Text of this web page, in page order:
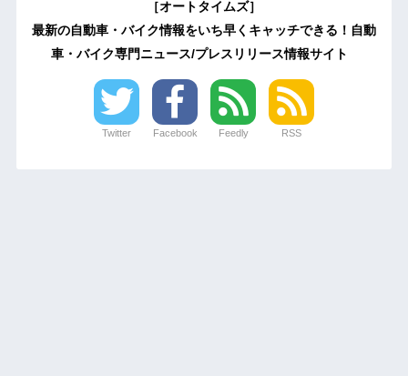
［オートタイムズ］
最新の自動車・バイク情報をいち早くキャッチできる！自動
車・バイク専門ニュース/プレスリリース情報サイト
Twitter Facebook Feedly RSS